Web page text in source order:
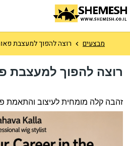
מבצעים רוצה להפוך למעצבת
רוצה להפוך למעצבת
אותך להצטרף לקורס מבוקש ורווחי